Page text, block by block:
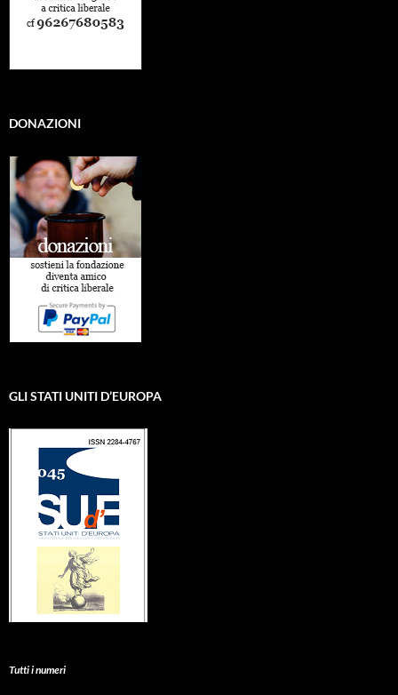
DONAZIONI
GLI STATI UNITI D’EUROPA
Tutti i numeri